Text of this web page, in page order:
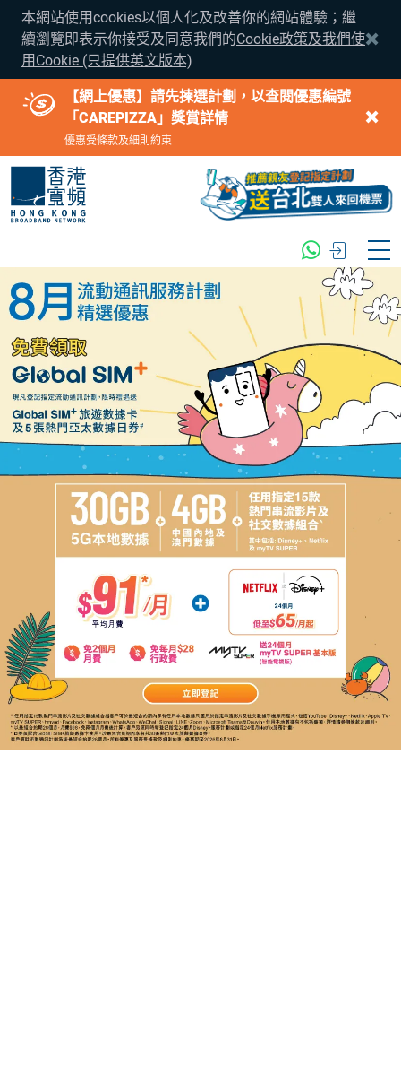
本網站使用cookies以個人化及改善你的網站體驗；繼
續瀏覽即表示你接受及同意我們的Cookie政策及我們使
用Cookie (只提供英文版本)
【網上優惠】請先揀選計劃，以查閱優惠編號
「CAREPIZZA」獎賞詳情
優惠受條款及細則約束